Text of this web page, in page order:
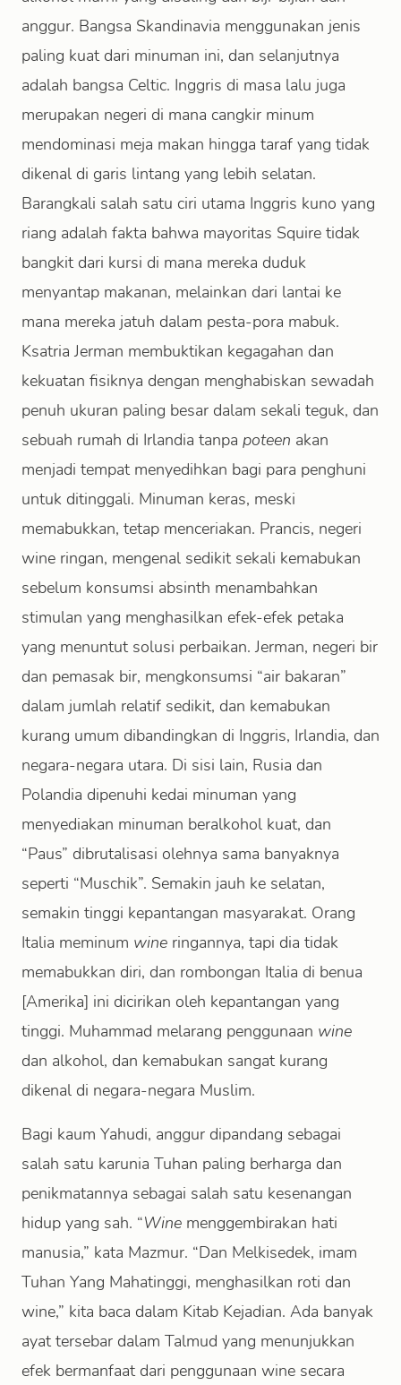
anggur. Bangsa Skandinavia menggunakan jenis
paling kuat dari minuman ini, dan selanjutnya
adalah bangsa Celtic. Inggris di masa lalu juga
merupakan negeri di mana cangkir minum
mendominasi meja makan hingga taraf yang tidak
dikenal di garis lintang yang lebih selatan.
Barangkali salah satu ciri utama Inggris kuno yang
riang adalah fakta bahwa mayoritas Squire tidak
bangkit dari kursi di mana mereka duduk
menyantap makanan, melainkan dari lantai ke
mana mereka jatuh dalam pesta-pora mabuk.
Ksatria Jerman membuktikan kegagahan dan
kekuatan fisiknya dengan menghabiskan sewadah
penuh ukuran paling besar dalam sekali teguk, dan
sebuah rumah di Irlandia tanpa poteen akan
menjadi tempat menyedihkan bagi para penghuni
untuk ditinggali. Minuman keras, meski
memabukkan, tetap menceriakan. Prancis, negeri
wine ringan, mengenal sedikit sekali kemabukan
sebelum konsumsi absinth menambahkan
stimulan yang menghasilkan efek-efek petaka
yang menuntut solusi perbaikan. Jerman, negeri bir
dan pemasak bir, mengkonsumsi “air bakaran”
dalam jumlah relatif sedikit, dan kemabukan
kurang umum dibandingkan di Inggris, Irlandia, dan
negara-negara utara. Di sisi lain, Rusia dan
Polandia dipenuhi kedai minuman yang
menyediakan minuman beralkohol kuat, dan
“Paus” dibrutalisasi olehnya sama banyaknya
seperti “Muschik”. Semakin jauh ke selatan,
semakin tinggi kepantangan masyarakat. Orang
Italia meminum wine ringannya, tapi dia tidak
memabukkan diri, dan rombongan Italia di benua
[Amerika] ini dicirikan oleh kepantangan yang
tinggi. Muhammad melarang penggunaan wine
dan alkohol, dan kemabukan sangat kurang
dikenal di negara-negara Muslim.
Bagi kaum Yahudi, anggur dipandang sebagai
salah satu karunia Tuhan paling berharga dan
penikmatannya sebagai salah satu kesenangan
hidup yang sah. “Wine menggembirakan hati
manusia,” kata Mazmur. “Dan Melkisedek, imam
Tuhan Yang Mahatinggi, menghasilkan roti dan
wine,” kita baca dalam Kitab Kejadian. Ada banyak
ayat tersebar dalam Talmud yang menunjukkan
efek bermanfaat dari penggunaan wine secara